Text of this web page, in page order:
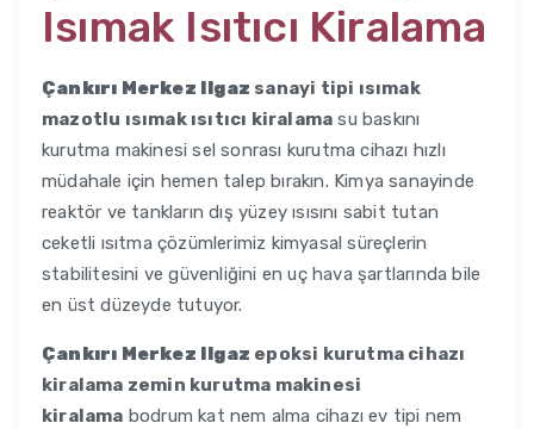
Isımak Isıtıcı Kiralama
Çankırı Merkez Ilgaz sanayi tipi ısımak
mazotlu ısımak ısıtıcı kiralama su baskını
kurutma makinesi sel sonrası kurutma cihazı hızlı
müdahale için hemen talep bırakın. Kimya sanayinde
reaktör ve tankların dış yüzey ısısını sabit tutan
ceketli ısıtma çözümlerimiz kimyasal süreçlerin
stabilitesini ve güvenliğini en uç hava şartlarında bile
en üst düzeyde tutuyor.
Çankırı Merkez Ilgaz epoksi kurutma cihazı
kiralama zemin kurutma makinesi
kiralama bodrum kat nem alma cihazı ev tipi nem